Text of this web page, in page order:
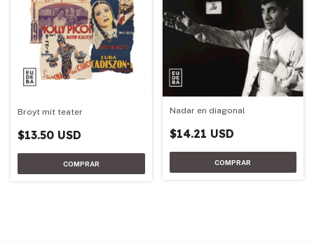
Broyt mit teater
$13.50 USD
Nadar en diagonal
$14.21 USD